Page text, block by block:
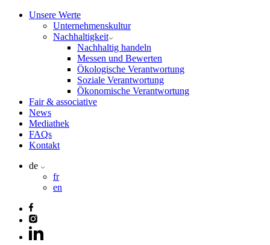
Unsere Werte
Unternehmenskultur
Nachhaltigkeit
Nachhaltig handeln
Messen und Bewerten
Ökologische Verantwortung
Soziale Verantwortung
Ökonomische Verantwortung
Fair & associative
News
Mediathek
FAQs
Kontakt
de
fr
en